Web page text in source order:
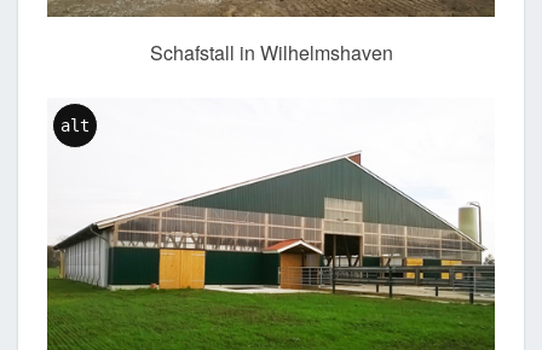
Schafstall in Wilhelmshaven
alt